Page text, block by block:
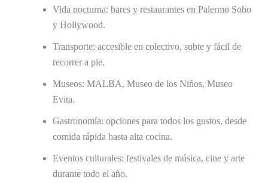
Vida nocturna: bares y restaurantes en Palermo Soho
y Hollywood.
Transporte: accesible en colectivo, subte y fácil de
recorrer a pie.
Museos: MALBA, Museo de los Niños, Museo
Evita.
Gastronomía: opciones para todos los gustos, desde
comida rápida hasta alta cocina.
Eventos culturales: festivales de música, cine y arte
durante todo el año.